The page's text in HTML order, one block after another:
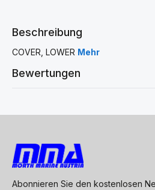
Beschreibung
COVER, LOWER Mehr
Bewertungen
Abonnieren Sie den kostenlosen